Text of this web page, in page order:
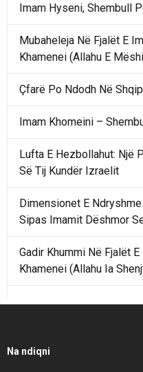
Imam Hyseni, Shembull
Mubaheleja Në Fjalët E
Khamenei (Allahu E
Çfarë Po Ndodh Në
Imam Khomeini –
Lufta E Hezbollahut: Një
Së Tij Kundër Izraelit
Dimensionet E
Sipas Imamit Dëshmor
Gadir Khummi Në Fjalët
Khamenei (Allahu Ia
Filmi I Shkurtër Iranian
Na ndiqni